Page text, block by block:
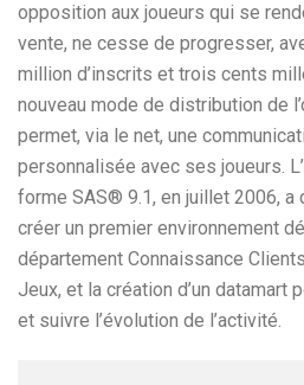
opposition aux joueurs qui se
vente, ne cesse de progresser,
million d’inscrits et trois cents
nouveau mode de distribution de
permet, via le net, une
personnalisée avec ses joueurs.
forme SAS® 9.1, en juillet 2006, a
créer un premier environnement
département Connaissance
Jeux, et la création d’un datamart
et suivre l’évolution de l’activité.